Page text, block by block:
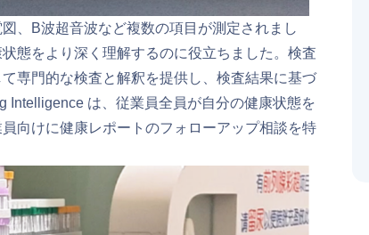
、B波超音波など複数の項目が測定されまし
態をより深く理解するのに役立ちました。検査
専門的な検査と解釈を提供し、検査結果に基づ
Intelligence は、従業員全員が自分の健康状態を
向けに健康レポートのフォローアップ相談を特